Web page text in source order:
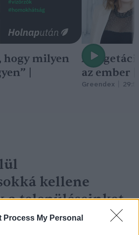
Process My Personal
hogy milyen
|
A
az ember
Greendex
kellene
településeinket –